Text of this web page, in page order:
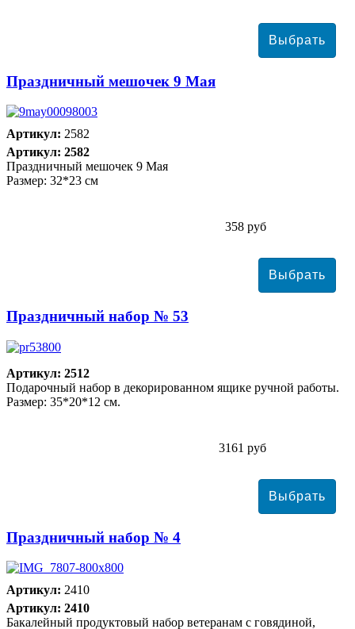
Праздничный мешочек 9 Мая
Артикул: 2582
Артикул: 2582
Праздничный мешочек 9 Мая
Размер: 32*23 см
358 руб
Праздничный набор № 53
Артикул: 2512
Подарочный набор в декорированном ящике ручной работы.
Размер: 35*20*12 см.
3161 руб
Праздничный набор № 4
Артикул: 2410
Артикул: 2410
Бакалейный продуктовый набор ветеранам с говядиной,